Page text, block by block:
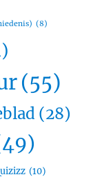
(8)
(55)
(28)
(10)